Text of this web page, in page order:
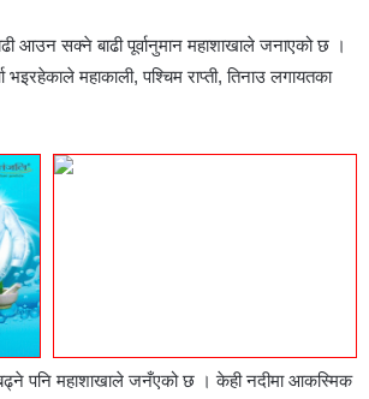
आउन सक्ने बाढी पूर्वानुमान महाशाखाले जनाएको छ ।
भइरहेकाले महाकाली, पश्चिम राप्ती, तिनाउ लगायतका
बढ्ने पनि महाशाखाले जनँएको छ । केही नदीमा आकस्मिक